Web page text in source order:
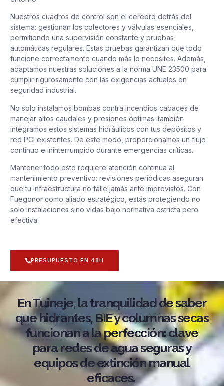
Nuestros cuadros de control son el cerebro detrás del
sistema: gestionan los colectores y válvulas esenciales,
permitiendo una supervisión constante y pruebas
automáticas regulares. Estas pruebas garantizan que todo
funcione correctamente cuando más lo necesites. Además,
adaptamos nuestras soluciones a la norma UNE 23500 para
cumplir rigurosamente con las exigencias actuales en
seguridad industrial.
No solo instalamos bombas contra incendios capaces de
manejar altos caudales y presiones óptimas: también
integramos estos sistemas hidráulicos con tus depósitos y
red PCI existentes. De este modo, proporcionamos un flujo
continuo e ininterrumpido durante emergencias críticas.
Mantener todo esto requiere atención continua al
mantenimiento preventivo: revisiones periódicas aseguran
que tu infraestructura no falle jamás ante imprevistos. Con
Fuegonor como aliado estratégico, estás protegiendo no
solo instalaciones sino vidas bajo normativa estricta pero
efectiva.
PRESUPUESTO EN 48H
En Tuineje, la tranquilidad de saber
que hidrantes, BIE y columnas secas
funcionan a la perfección: clave
para redes de agua seguras y
equipos de extinción manual
eficaces.